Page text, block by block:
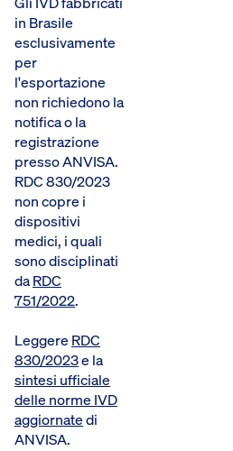
in Brasile
esclusivamente
per
l'esportazione
non richiedono la
notifica o la
registrazione
presso ANVISA.
RDC 830/2023
non copre i
dispositivi
medici, i quali
sono disciplinati
daRDC
751/2022.
Leggere RDC
830/2023e la
sintesi ufficiale
delle norme IVD
aggiornatedi
ANVISA.